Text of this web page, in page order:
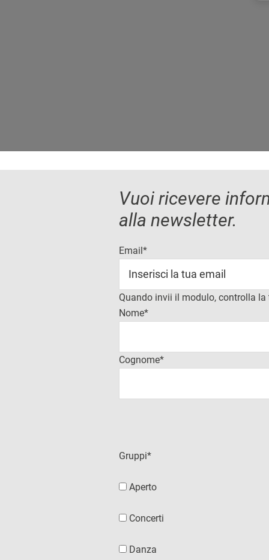
Vuoi ricevere
alla newsletter.
Email*
Quando invii il modulo, controlla
Nome*
Cognome*
Gruppi*
Aperto
Concerti
Danza